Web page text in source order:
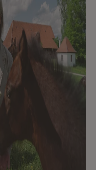
abspielen